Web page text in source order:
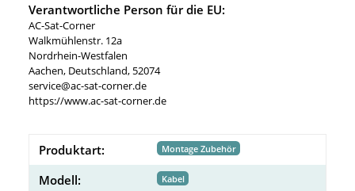
Verantwortliche Person für die EU:
AC-Sat-Corner
Walkmühlenstr. 12a
Nordrhein-Westfalen
Aachen, Deutschland, 52074
service@ac-sat-corner.de
https://www.ac-sat-corner.de
Produktart: Montage Zubehör
Modell: Kabel